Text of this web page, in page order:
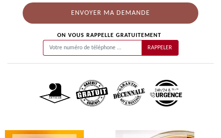
ON VOUS RAPPELLE GRATUITEMENT